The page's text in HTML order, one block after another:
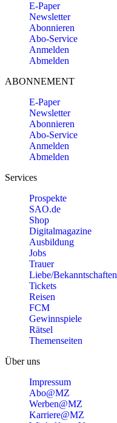
E-Paper
Newsletter
Abonnieren
Abo-Service
Anmelden
Abmelden
ABONNEMENT
E-Paper
Newsletter
Abonnieren
Abo-Service
Anmelden
Abmelden
Services
Prospekte
SAO.de
Shop
Digitalmagazine
Ausbildung
Jobs
Trauer
Liebe/Bekanntschaften
Tickets
Reisen
FCM
Gewinnspiele
Rätsel
Themenseiten
Über uns
Impressum
Abo@MZ
Werben@MZ
Karriere@MZ